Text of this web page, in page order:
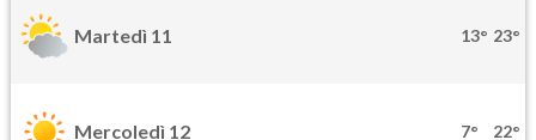
Martedì 11 13° 23°
Mercoledì 12 7° 22°